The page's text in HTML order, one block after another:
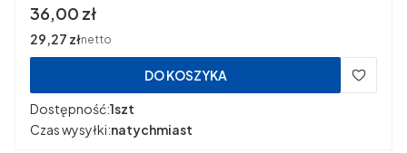
Cena
36,00 zł
Cena
29,27 złnetto
DO KOSZYKA
Dostępność:1szt
Czas wysyłki:natychmiast